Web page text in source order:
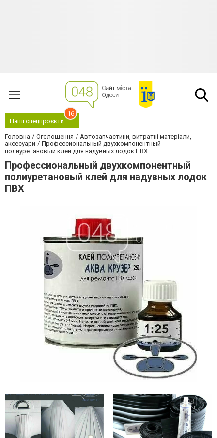
Наші спецпроєкти
16
Головна Оголошення
Автозапчастини, витратні матеріали,
аксесуари
Профессиональный двухкомпонентный
полиуретановый клей для надувных лодок ПВХ
Профессиональный двухкомпонентный
полиуретановый клей для надувных лодок
ПВХ